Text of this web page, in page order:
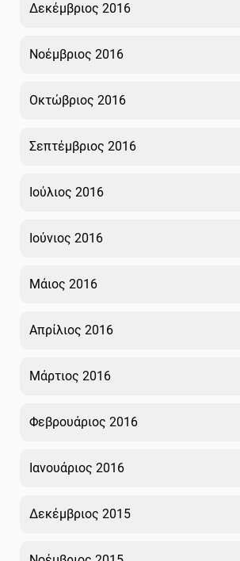
Δεκέμβριος 2016
Νοέμβριος 2016
Οκτώβριος 2016
Σεπτέμβριος 2016
Ιούλιος 2016
Ιούνιος 2016
Μάιος 2016
Απρίλιος 2016
Μάρτιος 2016
Φεβρουάριος 2016
Ιανουάριος 2016
Δεκέμβριος 2015